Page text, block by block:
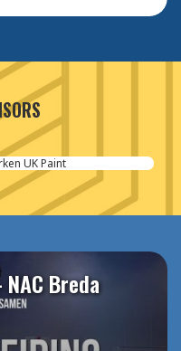
UK Paint
Breda